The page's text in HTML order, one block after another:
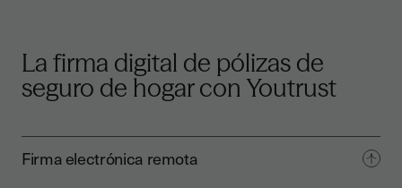
La firma digital de pólizas de
seguro de hogar con Youtrust
Firma electrónica remota